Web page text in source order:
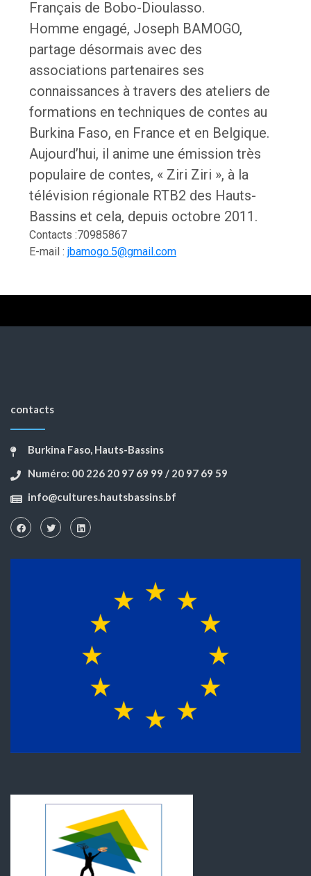
Français de Bobo-Dioulasso.
Homme engagé, Joseph BAMOGO,
partage désormais avec des
associations partenaires ses
connaissances à travers des ateliers de
formations en techniques de contes au
Burkina Faso, en France et en Belgique.
Aujourd’hui, il anime une émission très
populaire de contes, « Ziri Ziri », à la
télévision régionale RTB2 des Hauts-
Bassins et cela, depuis octobre 2011.
Contacts :70985867
E-mail :jbamogo.5@gmail.com
contacts
Burkina Faso, Hauts-Bassins
Numéro: 00 226 20 97 69 99 / 20 97 69 59
info@cultures.hautsbassins.bf